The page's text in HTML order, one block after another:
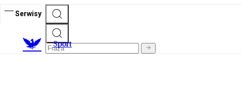
Serwisy
Sport